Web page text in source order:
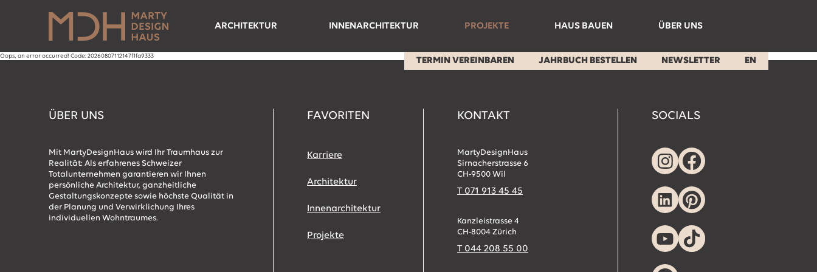
ARCHITEKTUR
Referenzen
INNENARCHITEKTUR
Referenzen
PROJEKTE HAUS BAUEN
Prozess
ÜBER UNS
Team
TERMIN VEREINBAREN JAHRBUCH BESTELLEN NEWSLETTER EN
Oops, an error occurred! Code: 20260807112147f1fa9333
ÜBER UNS
Mit MartyDesignHaus wird Ihr Traumhaus zur
Realität: Als erfahrenes Schweizer
Totalunternehmen garantieren wir Ihnen
persönliche Architektur, ganzheitliche
Gestaltungskonzepte sowie höchste Qualität in
der Planung und Verwirklichung Ihres
individuellen Wohntraumes.
FAVORITEN
Karriere
Architektur
Innenarchitektur
Projekte
KONTAKT
MartyDesignHaus
Sirnacherstrasse 6
CH-9500 Wil
T 071 913 45 45
Kanzleistrasse 4
CH-8004 Zürich
T 044 208 55 00
SOCIALS